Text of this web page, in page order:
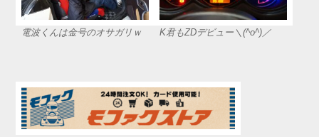
電波くんは金号のオサガリｗ K君もZDデビュー＼(^o^)／